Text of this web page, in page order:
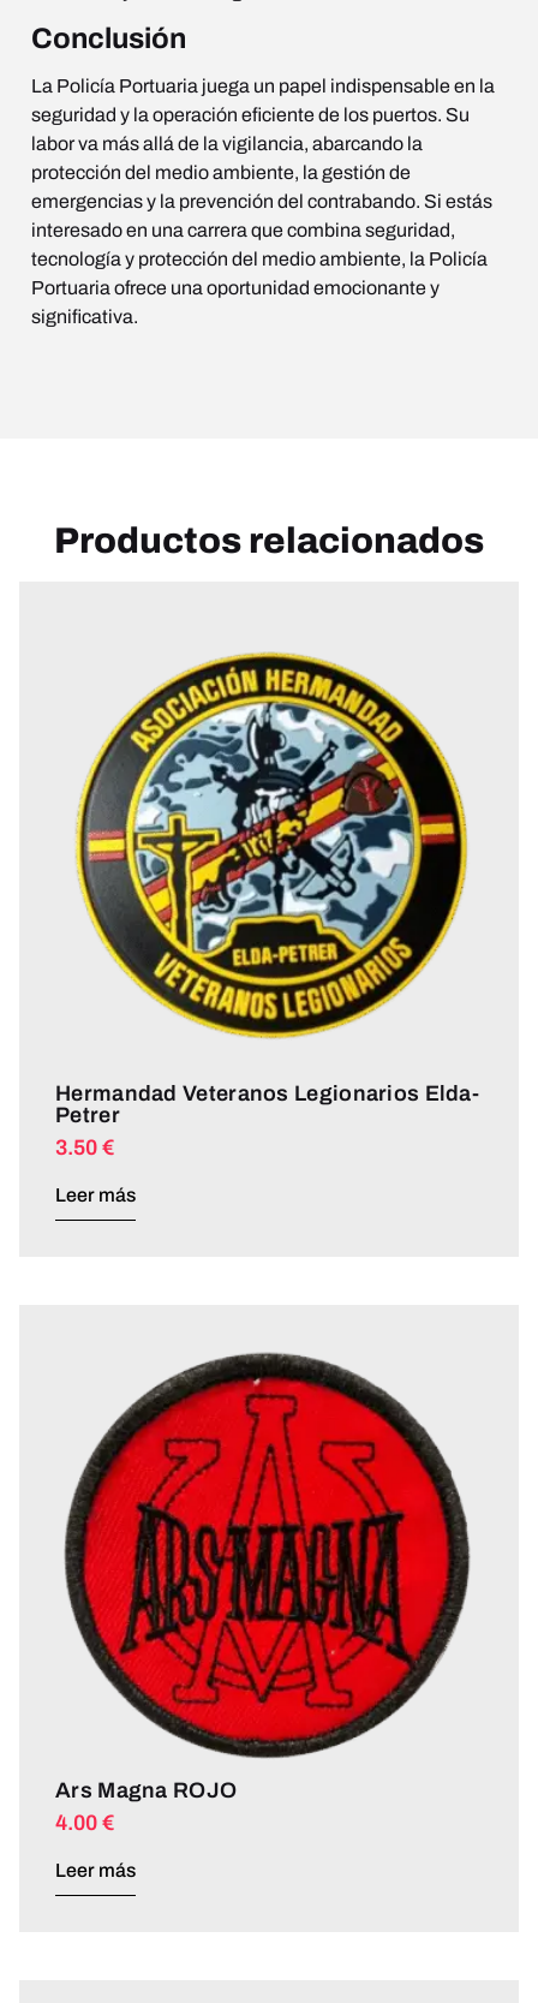
Conclusión
La Policía Portuaria juega un papel indispensable en la
seguridad y la operación eficiente de los puertos. Su
labor va más allá de la vigilancia, abarcando la
protección del medio ambiente, la gestión de
emergencias y la prevención del contrabando. Si estás
interesado en una carrera que combina seguridad,
tecnología y protección del medio ambiente, la Policía
Portuaria ofrece una oportunidad emocionante y
significativa.
Productos relacionados
Hermandad Veteranos Legionarios Elda-
Petrer
3.50 €
Leer más
Ars Magna ROJO
4.00 €
Leer más